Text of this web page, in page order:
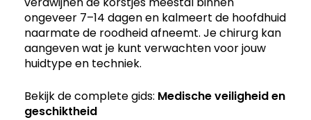
ongeveer 7–14 dagen en kalmeert de hoofdhuid
naarmate de roodheid afneemt. Je chirurg kan
aangeven wat je kunt verwachten voor jouw
huidtype en techniek.
Bekijk de complete gids: Medische veiligheid en
geschiktheid